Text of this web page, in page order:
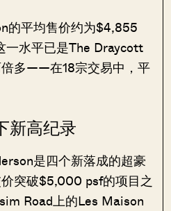
的平均售价约为$4,855
一水平已是The Draycott
多——在18宗交易中，平
新高纪录
是四个新落成的超豪
突破$5,000 psf的项目之
Road上的Les Maison